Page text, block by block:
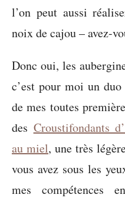
l’on peut aussi
noix de cajou – avez-
Donc oui, les
c’est pour moi un
de mes toutes
des Croustifondants
au miel, une très
vous avez sous les
mes compétences